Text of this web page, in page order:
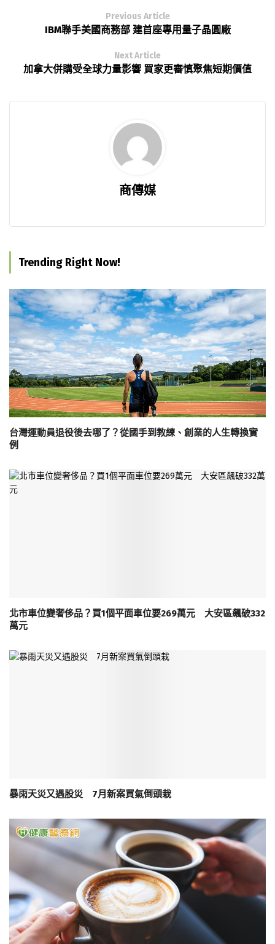
Previous Article
IBM聯手美國商務部 建首座專用量子晶圓廠
Next Article
加拿大併購受全球力量影響 買家更審慎聚焦短期價值
商傳媒
Trending Right Now!
台灣運動員退役後去哪了？從國手到教練、創業的人生轉換實
例
北市車位變奢侈品？買1個平面車位要269萬元 大安區飆破332
萬元
暴雨天災又遇股災 7月新案買氣倒頭栽